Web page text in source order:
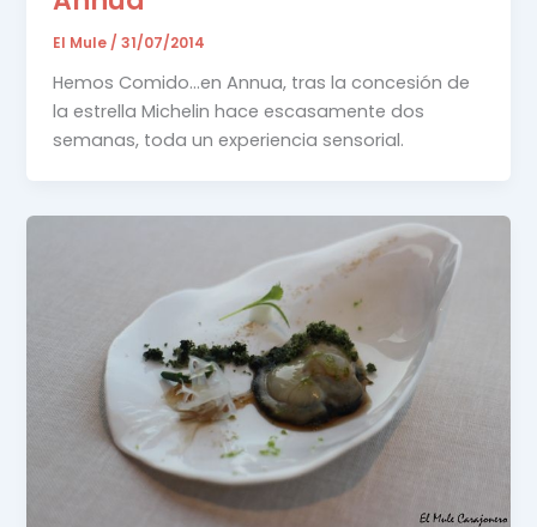
El Mule /31/07/2014
Hemos Comido…en Annua, tras la concesión de
la estrella Michelin hace escasamente dos
semanas, toda un experiencia sensorial.